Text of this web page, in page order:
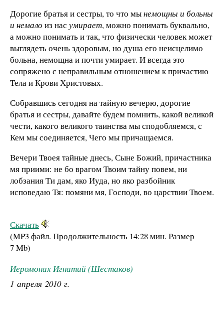
Дорогие братья и сестры, то что мынемощны и больны
и немало из нас умирает, можно понимать буквально,
а можно понимать и так, что физически человек может
выглядеть очень здоровым, но душа его неисцелимо
больна, немощна и почти умирает. И всегда это
сопряжено с неправильным отношением к причастию
Тела и Крови Христовых.
Собравшись сегодня на тайную вечерю, дорогие
братья и сестры, давайте будем помнить, какой великой
чести, какого великого таинства мы сподобляемся, с
Кем мы соединяется, Чего мы причащаемся.
Вечери Твоея тайные днесь, Сыне Божий, причастника
мя приими: не бо врагом Твоим тайну повем, ни
лобзания Ти дам, яко Иуда, но яко разбойник
исповедаю Тя: помяни мя, Господи, во царствии Твоем.
Скачать
(MP3 файл. Продолжительность 14:28 мин. Размер
7 Mb)
Иеромонах Игнатий (Шестаков)
1 апреля 2010 г.